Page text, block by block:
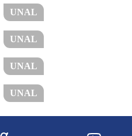
UNAL
UNAL
UNAL
UNAL